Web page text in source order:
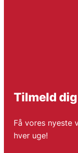
Tilmeld
Få vores nyeste
hver uge!